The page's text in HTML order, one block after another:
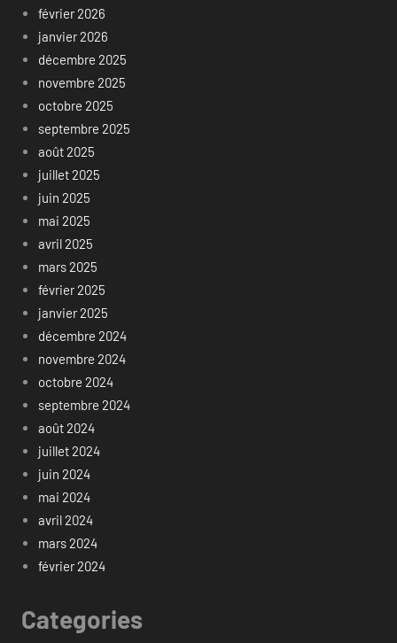
février 2026
janvier 2026
décembre 2025
novembre 2025
octobre 2025
septembre 2025
août 2025
juillet 2025
juin 2025
mai 2025
avril 2025
mars 2025
février 2025
janvier 2025
décembre 2024
novembre 2024
octobre 2024
septembre 2024
août 2024
juillet 2024
juin 2024
mai 2024
avril 2024
mars 2024
février 2024
Categories